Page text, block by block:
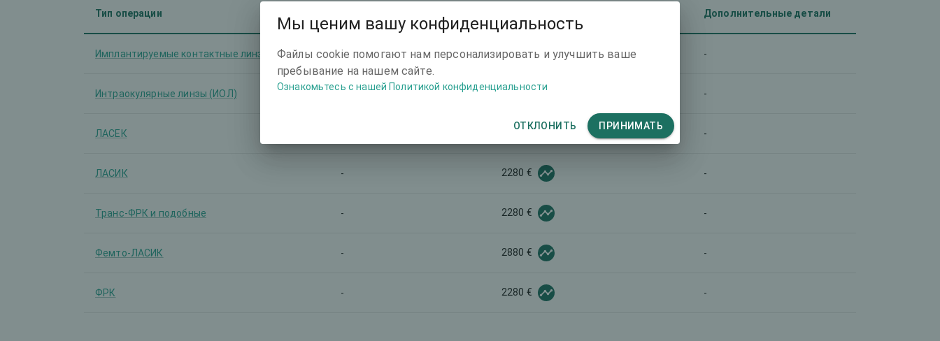
Тип операции Дополнительные детали
Имплантируемые контактные линзы (ИКЛ) - - -
Интраокулярные линзы (ИОЛ) - 5600 € -
ЛАСЕК 2280 € -
ЛАСИК - 2280 € -
Транс-ФРК и подобные - 2280 € -
Фемто-ЛАСИК - 2880 € -
ФРК - 2280 € -
Мы ценим вашу конфиденциальность
Файлы cookie помогают нам персонализировать и улучшить ваше
пребывание на нашем сайте.
Ознакомьтесь с нашей Политикой конфиденциальности
ОТКЛОНИТЬ ПРИНИМАТЬ